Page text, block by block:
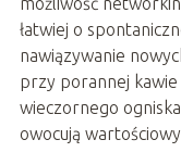
łatwiej o
nawiązywanie
przy porannej kawie
wieczornego
owocują